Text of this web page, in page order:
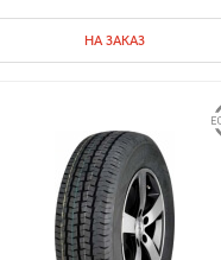
НА ЗАКАЗ